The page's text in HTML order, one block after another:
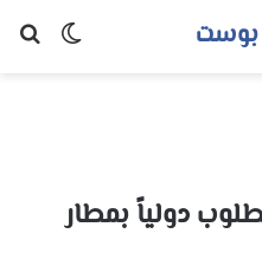
الوضع
دولياً بمطار